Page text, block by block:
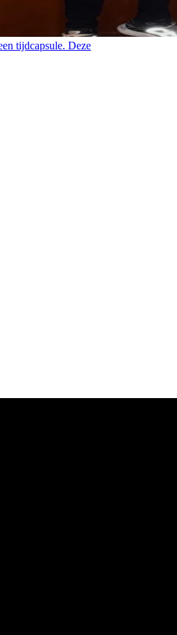
tijdcapsule. Deze